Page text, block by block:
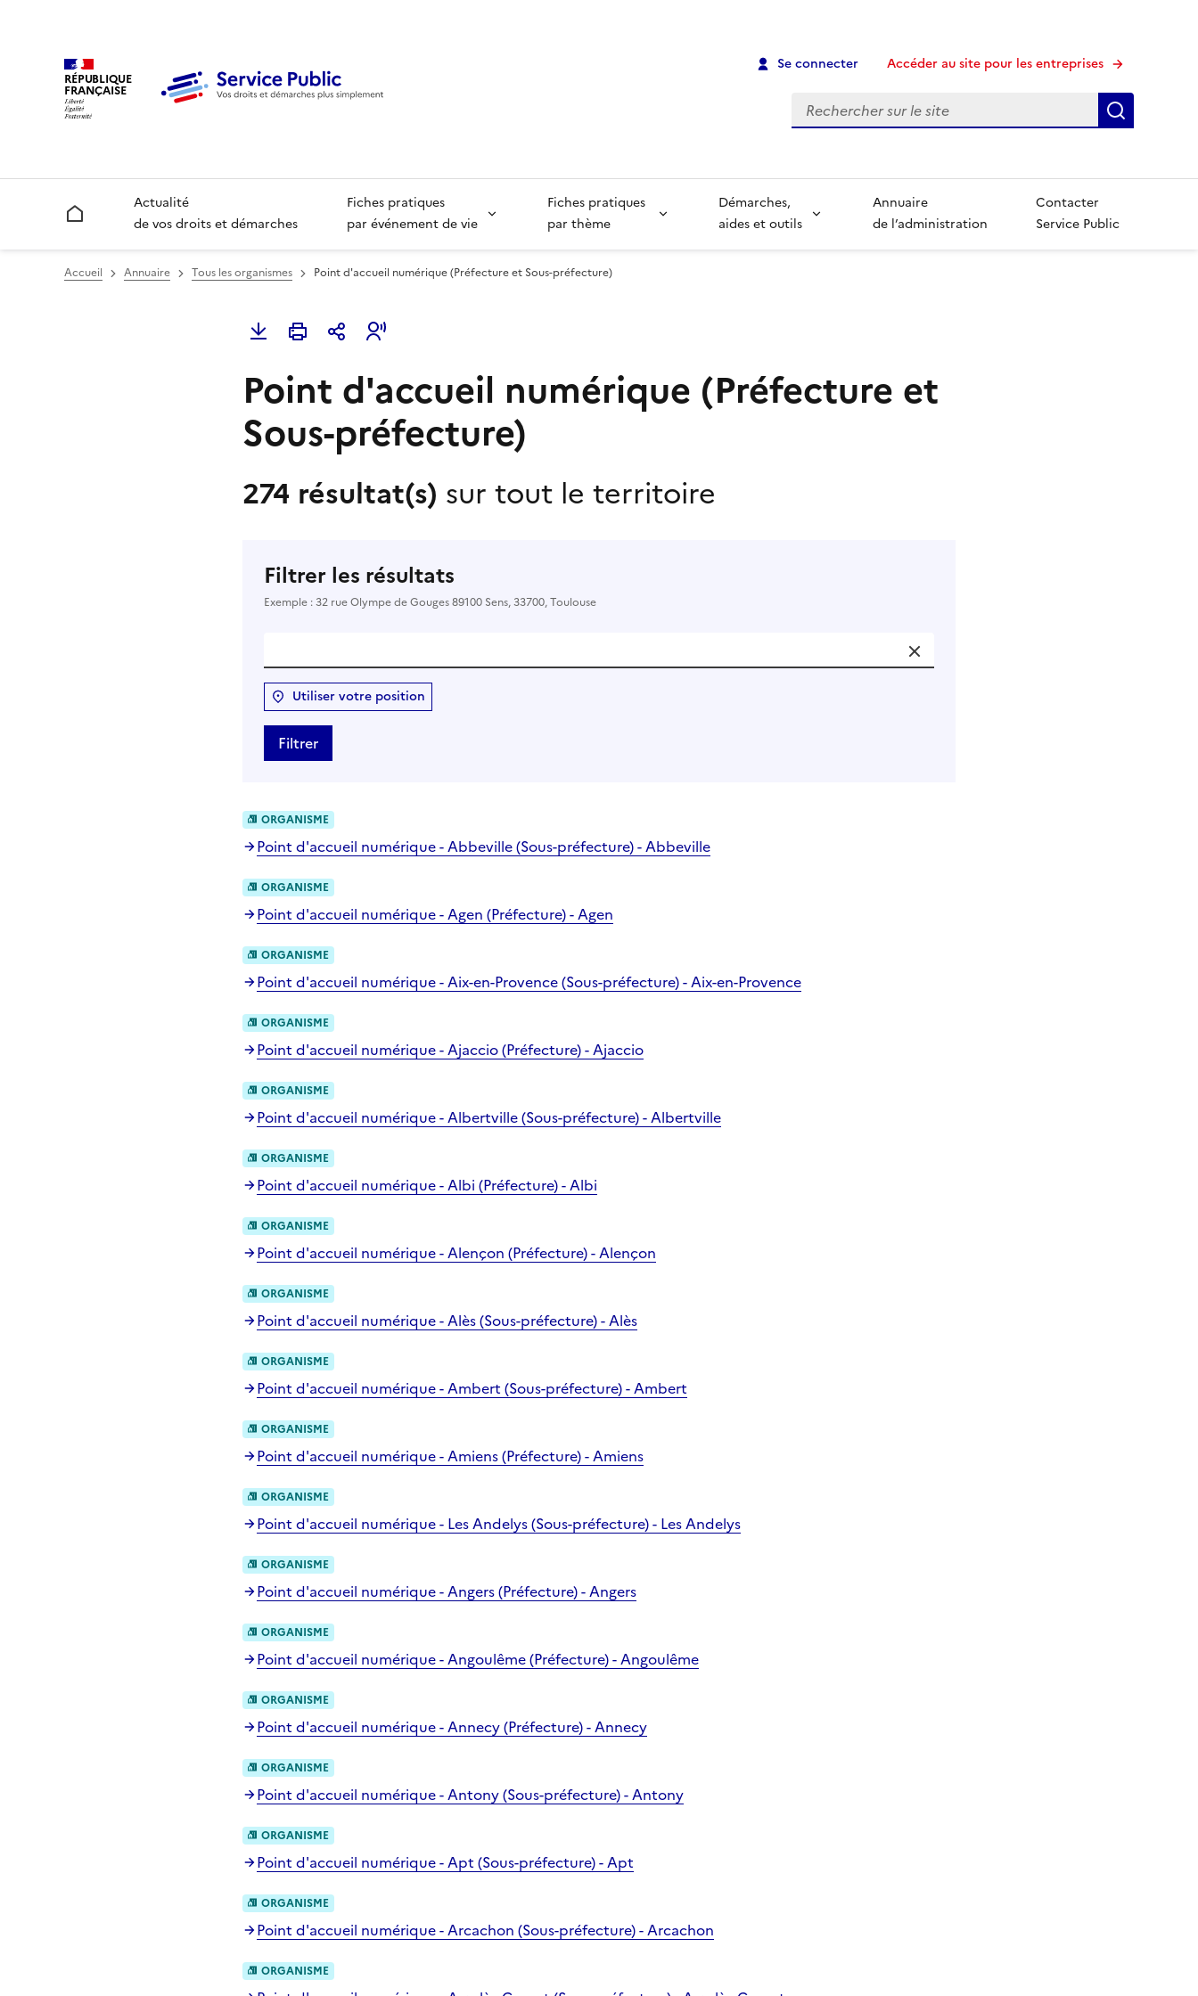
RÉPUBLIQUE
FRANÇAISE
Se connecter Accéder au site pour les entreprises
Recherche
Accueil
Actualité
de vos droits et démarches
Fiches pratiques
par événement de vie
Fiches pratiques
par thème
Démarches,
aides et outils
Annuaire
de l’administration
Contacter
Service Public
Accueil Annuaire Tous les organismes Point d'accueil numérique (Préfecture et Sous-préfecture)
Point d'accueil numérique (Préfecture et
Sous-préfecture)
274 résultat(s) sur tout le territoire
Filtrer les résultats
Exemple : 32 rue Olympe de Gouges 89100 Sens, 33700, Toulouse
Utiliser votre position
Filtrer
ORGANISME
Point d'accueil numérique - Abbeville (Sous-préfecture) - Abbeville
ORGANISME
Point d'accueil numérique - Agen (Préfecture) - Agen
ORGANISME
Point d'accueil numérique - Aix-en-Provence (Sous-préfecture) - Aix-en-Provence
ORGANISME
Point d'accueil numérique - Ajaccio (Préfecture) - Ajaccio
ORGANISME
Point d'accueil numérique - Albertville (Sous-préfecture) - Albertville
ORGANISME
Point d'accueil numérique - Albi (Préfecture) - Albi
ORGANISME
Point d'accueil numérique - Alençon (Préfecture) - Alençon
ORGANISME
Point d'accueil numérique - Alès (Sous-préfecture) - Alès
ORGANISME
Point d'accueil numérique - Ambert (Sous-préfecture) - Ambert
ORGANISME
Point d'accueil numérique - Amiens (Préfecture) - Amiens
ORGANISME
Point d'accueil numérique - Les Andelys (Sous-préfecture) - Les Andelys
ORGANISME
Point d'accueil numérique - Angers (Préfecture) - Angers
ORGANISME
Point d'accueil numérique - Angoulême (Préfecture) - Angoulême
ORGANISME
Point d'accueil numérique - Annecy (Préfecture) - Annecy
ORGANISME
Point d'accueil numérique - Antony (Sous-préfecture) - Antony
ORGANISME
Point d'accueil numérique - Apt (Sous-préfecture) - Apt
ORGANISME
Point d'accueil numérique - Arcachon (Sous-préfecture) - Arcachon
ORGANISME